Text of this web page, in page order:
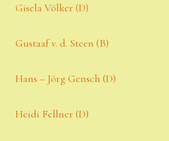
Gisela Völker (D)
Gustaaf v. d. Steen (B)
Hans – Jörg Gensch (D)
Heidi Fellner (D)